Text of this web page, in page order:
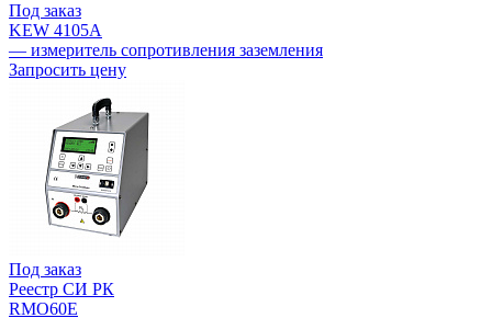
Под заказ
KEW 4105A
— измеритель сопротивления заземления
Запросить цену
Под заказ
Реестр СИ РК
RMO60E